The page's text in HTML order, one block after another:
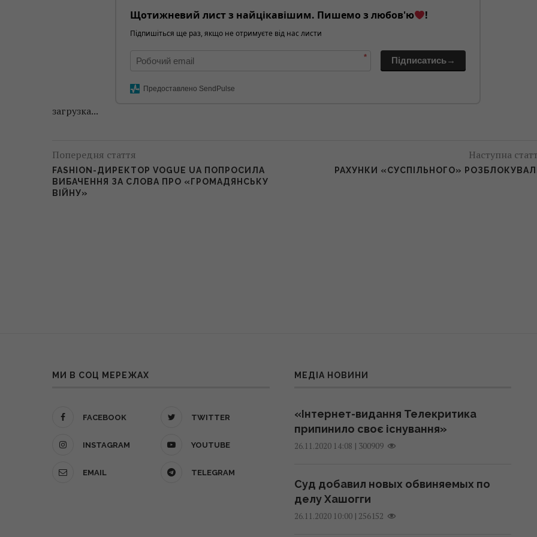
Щотижневий лист з найцікавішим. Пишемо з любов'ю !
Підпишіться ще раз, якщо не отримуєте від нас листи
* Підписатись→
Предоставлено SendPulse
загрузка...
Попередня стаття
FASHION-ДИРЕКТОР VOGUE UA ПОПРОСИЛА
ВИБАЧЕННЯ ЗА СЛОВА ПРО «ГРОМАДЯНСЬКУ
ВІЙНУ»
Наступна
РАХУНКИ «СУСПІЛЬНОГО»
МИ В СОЦ МЕРЕЖАХ
FACEBOOK TWITTER
INSTAGRAM YOUTUBE
EMAIL TELEGRAM
МЕДІА НОВИНИ
«Інтернет-видання Телекритика
припинило своє існування»
26.11.2020 14:08 | 300909
Суд добавил новых обвиняемых по
делу Хашогги
26.11.2020 10:00| 256152